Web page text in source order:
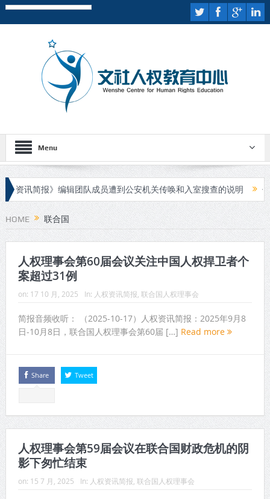
Menu
讯简报》编辑团队成员遭到公安机关传唤和入室搜查的说明 伊斯
进行庭审
HOME 联合国
人权理事会第60届会议关注中国人权捍卫者个
案超过31例
on: 17 10 月, 2025 In: 人权资讯简报 联合国人权理事会
简报音频收听： （2025-10-17）人权资讯简报：2025年9月8
日-10月8日，联合国人权理事会第60届 […] Read more
Share Tweet
人权理事会第59届会议在联合国财政危机的阴
影下匆忙结束
on: 15 7 月, 2025 In: 人权资讯简报, 联合国人权理事会